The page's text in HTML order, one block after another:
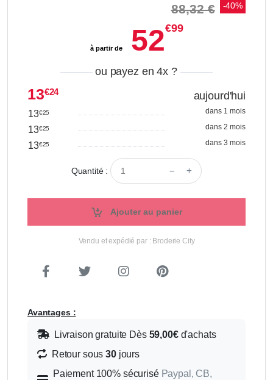
88,32 € -40%
à partir de52€99
ou payez en 4x ?
13€24 aujourd'hui
13€25 dans 1 mois
13€25 dans 2 mois
13€25 dans 3 mois
Quantité :
Ajouter au panier
Vendu et expédié par : Broderie City
Avantages :
Livraison gratuite Dès 59,00€d'achats
Retour sous30jours
Paiement 100% sécurisé Paypal, CB,